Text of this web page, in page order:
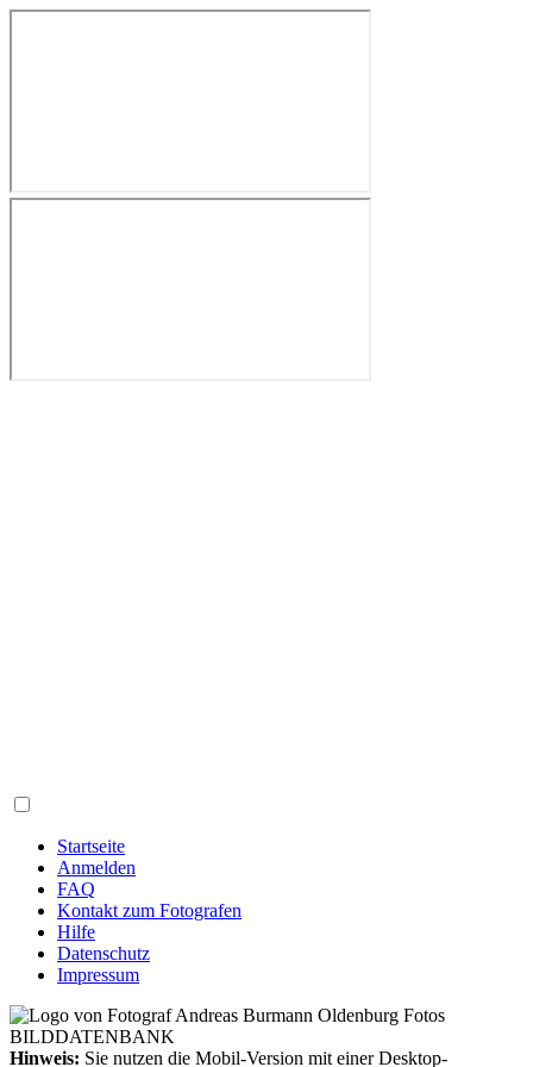
Startseite
Anmelden
FAQ
Kontakt zum Fotografen
Hilfe
Datenschutz
Impressum
Hinweis: Sie nutzen die Mobil-Version mit einer Desktop-